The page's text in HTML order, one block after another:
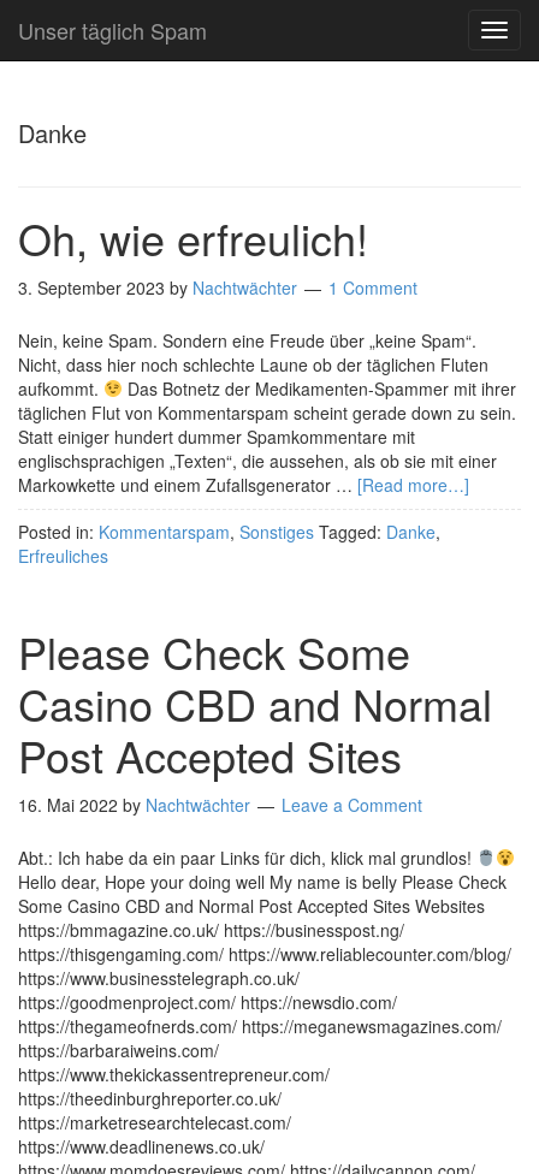
Unser täglich Spam
Danke
Oh, wie erfreulich!
3. September 2023 by Nachtwächter 1 Comment
Nein, keine Spam. Sondern eine Freude über „keine Spam“.
Nicht, dass hier noch schlechte Laune ob der täglichen Fluten
aufkommt.
Das Botnetz der Medikamenten-Spammer mit ihrer
täglichen Flut von Kommentarspam scheint gerade down zu sein.
Statt einiger hundert dummer Spamkommentare mit
englischsprachigen „Texten“, die aussehen, als ob sie mit einer
Markowkette und einem Zufallsgenerator … [Read more…]
Posted in: Kommentarspam, Sonstiges Tagged: Danke,
Erfreuliches
Please Check Some
Casino CBD and Normal
Post Accepted Sites
16. Mai 2022 by Nachtwächter Leave a Comment
Abt.: Ich habe da ein paar Links für dich, klick mal grundlos!
Hello dear, Hope your doing well My name is belly Please Check
Some Casino CBD and Normal Post Accepted Sites Websites
https://bmmagazine.co.uk/ https://businesspost.ng/
https://thisgengaming.com/ https://www.reliablecounter.com/blog/
https://www.businesstelegraph.co.uk/
https://goodmenproject.com/ https://newsdio.com/
https://thegameofnerds.com/ https://meganewsmagazines.com/
https://barbaraiweins.com/
https://www.thekickassentrepreneur.com/
https://theedinburghreporter.co.uk/
https://marketresearchtelecast.com/
https://www.deadlinenews.co.uk/